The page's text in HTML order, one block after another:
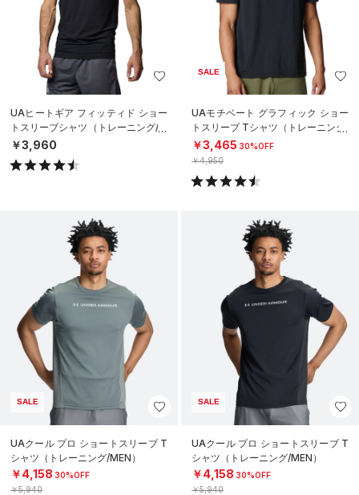
UAヒートギア フィッティド ショー
トスリーブシャツ（トレーニング/M
EN）
￥3,960
SALE
UAモチベート グラフィック ショー
トスリーブ Tシャツ（トレーニング/
MEN）
￥3,465 30%OFF
￥4,950
SALE
UAクール プロ ショートスリーブ T
シャツ（トレーニング/MEN）
￥4,158 30%OFF
￥5,940
SALE
UAクール プロ ショートスリーブ T
シャツ（トレーニング/MEN）
￥4,158 30%OFF
￥5,940